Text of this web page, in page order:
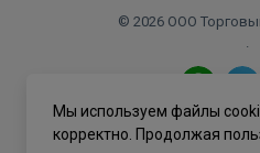
© 2026 ООО
.
Политика
Мы используем файлы
корректно. Продолжая